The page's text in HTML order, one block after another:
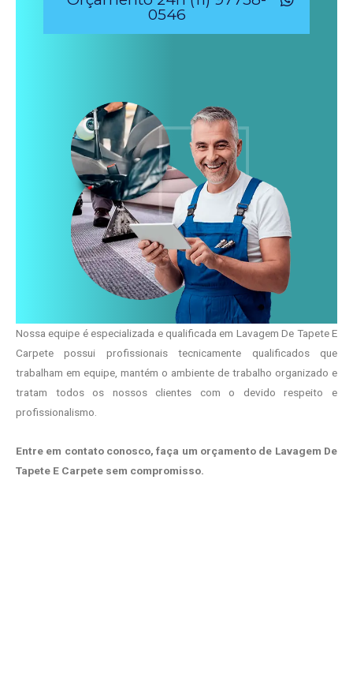
0546
Nossa equipe é especializada e qualificada em Lavagem De Tapete E
Carpete possui profissionais tecnicamente qualificados que
trabalham em equipe, mantém o ambiente de trabalho organizado e
tratam todos os nossos clientes com o devido respeito e
profissionalismo.
Entre em contato conosco, faça um orçamento de Lavagem De
Tapete E Carpete sem compromisso.